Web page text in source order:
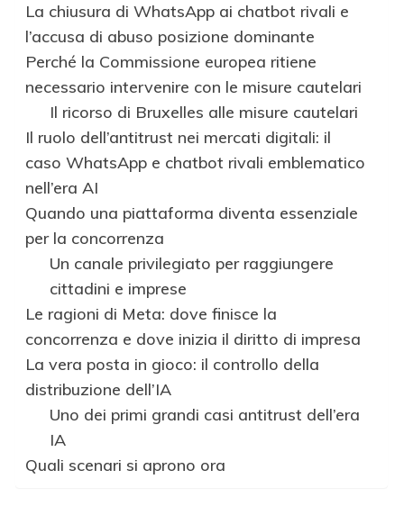
La chiusura di WhatsApp ai chatbot rivali e
l’accusa di abuso posizione dominante
Perché la Commissione europea ritiene
necessario intervenire con le misure cautelari
Il ricorso di Bruxelles alle misure cautelari
Il ruolo dell’antitrust nei mercati digitali: il
caso WhatsApp e chatbot rivali emblematico
nell’era AI
Quando una piattaforma diventa essenziale
per la concorrenza
Un canale privilegiato per raggiungere
cittadini e imprese
Le ragioni di Meta: dove finisce la
concorrenza e dove inizia il diritto di impresa
La vera posta in gioco: il controllo della
distribuzione dell’IA
Uno dei primi grandi casi antitrust dell’era
IA
Quali scenari si aprono ora